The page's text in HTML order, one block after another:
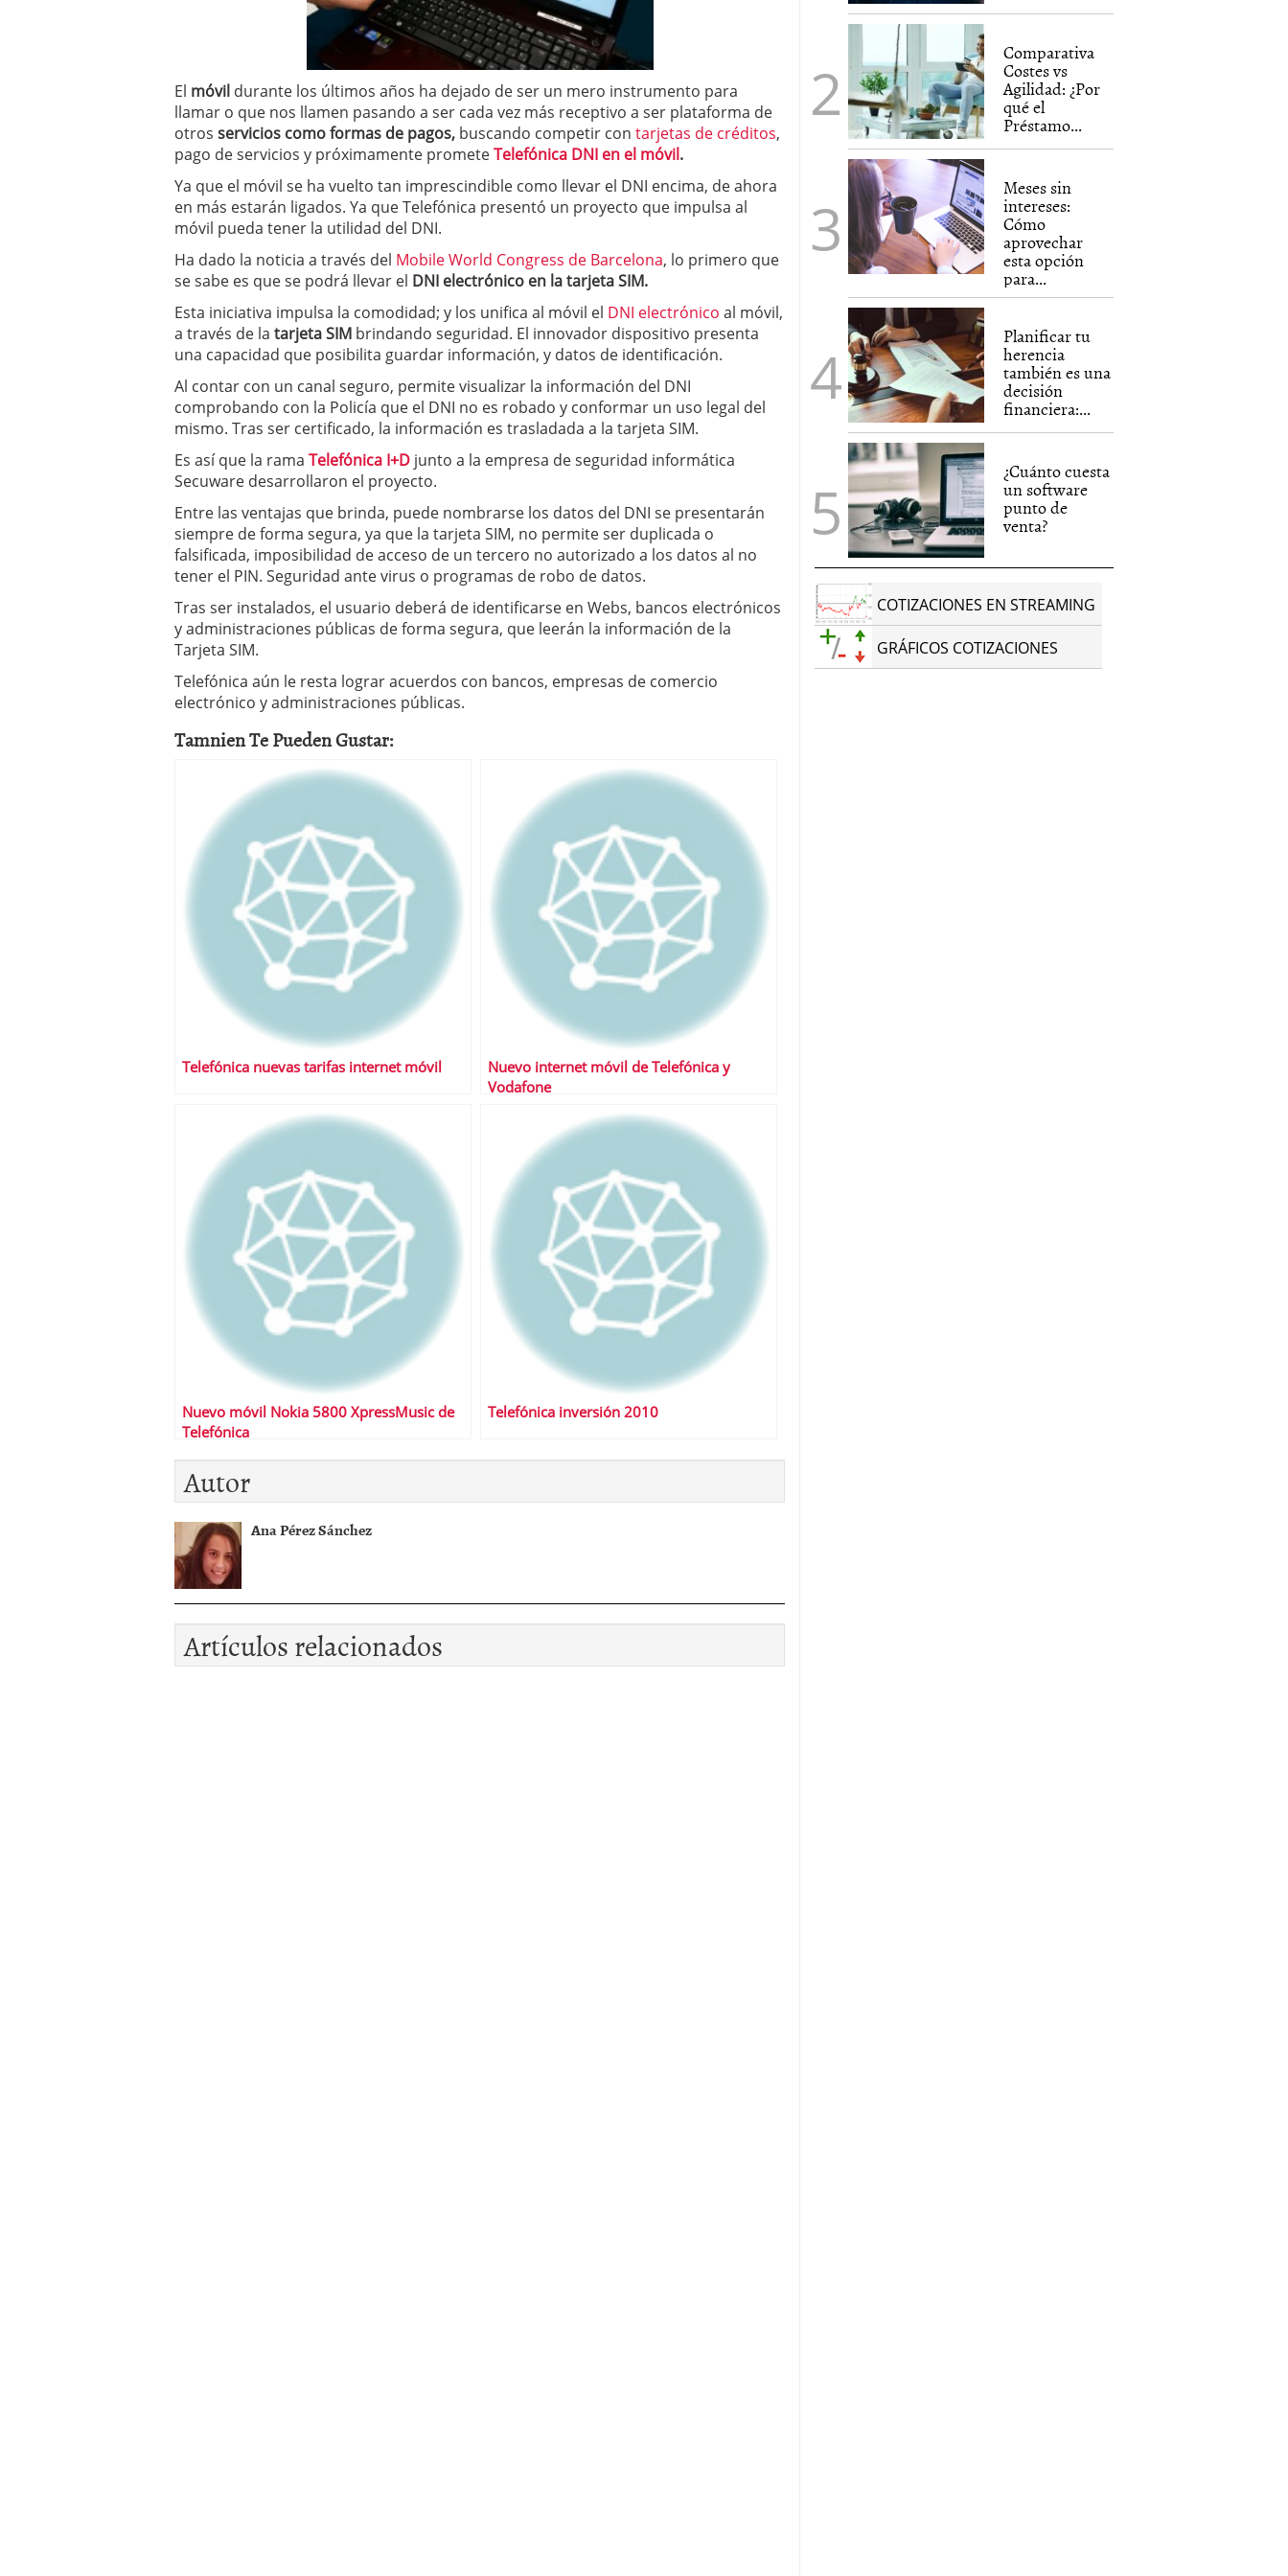
a los costes 21 de noviembre de 2025
¿Cuánto cuesta un software punto de venta? 3 de octubre de 2025
El móvil durante los últimos años ha dejado de ser un mero instrumento para
llamar o que nos llamen pasando a ser cada vez más receptivo a ser plataforma de
otros servicios como formas de pagos, buscando competir con tarjetas de créditos,
pago de servicios y próximamente prometeTelefónica DNI en el móvil.
Ya que el móvil se ha vuelto tan imprescindible como llevar el DNI encima, de ahora
en más estarán ligados. Ya que Telefónica presentó un proyecto que impulsa al
móvil pueda tener la utilidad del DNI.
Ha dado la noticia a través del Mobile World Congress de Barcelona, lo primero que
se sabe es que se podrá llevar el DNI electrónico en la tarjeta SIM.
Esta iniciativa impulsa la comodidad; y los unifica al móvil el DNI electrónico al móvil,
a través de la tarjeta SIM brindando seguridad. El innovador dispositivo presenta
una capacidad que posibilita guardar información, y datos de identificación.
Al contar con un canal seguro, permite visualizar la información del DNI
comprobando con la Policía que el DNI no es robado y conformar un uso legal del
mismo. Tras ser certificado, la información es trasladada a la tarjeta SIM.
Es así que la rama Telefónica I+D junto a la empresa de seguridad informática
Secuware desarrollaron el proyecto.
Entre las ventajas que brinda, puede nombrarse los datos del DNI se presentarán
siempre de forma segura, ya que la tarjeta SIM, no permite ser duplicada o
falsificada, imposibilidad de acceso de un tercero no autorizado a los datos al no
tener el PIN. Seguridad ante virus o programas de robo de datos.
Tras ser instalados, el usuario deberá de identificarse en Webs, bancos electrónicos
y administraciones públicas de forma segura, que leerán la información de la
Tarjeta SIM.
Telefónica aún le resta lograr acuerdos con bancos, empresas de comercio
electrónico y administraciones públicas.
Tamnien Te Pueden Gustar:
Telefónica nuevas tarifas internet móvil
Nuevo internet móvil de Telefónica y
Vodafone
Nuevo móvil Nokia 5800 XpressMusic de
Telefónica
Telefónica inversión 2010
Autor
Ana Pérez Sánchez
Artículos relacionados
Comparativa
Costes vs
Agilidad: ¿Por
qué el
Préstamo...
Meses sin
intereses:
Cómo
aprovechar
esta opción
para...
Planificar tu
herencia
también es una
decisión
financiera:...
¿Cuánto cuesta
un software
punto de
venta?
COTIZACIONES EN STREAMING
GRÁFICOS COTIZACIONES